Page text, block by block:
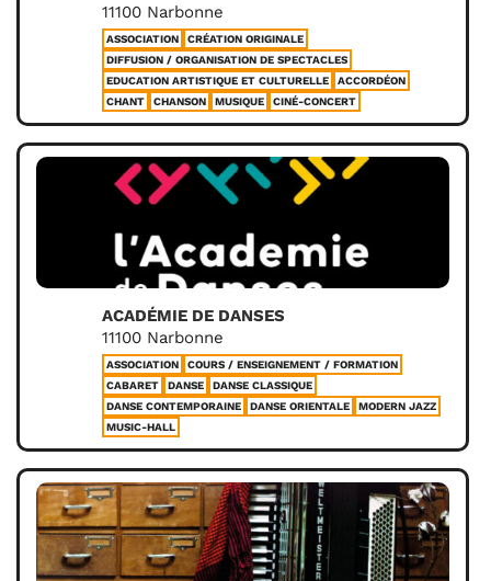
11100 Narbonne
ASSOCIATION
CRÉATION ORIGINALE
DIFFUSION / ORGANISATION DE SPECTACLES
EDUCATION ARTISTIQUE ET CULTURELLE
ACCORDÉON
CHANT
CHANSON MUSIQUE CINÉ-CONCERT
ACADÉMIE DE DANSES
11100 Narbonne
ASSOCIATION
COURS / ENSEIGNEMENT / FORMATION
CABARET
DANSE
DANSE CLASSIQUE
DANSE CONTEMPORAINE
DANSE ORIENTALE
MODERN JAZZ
MUSIC-HALL